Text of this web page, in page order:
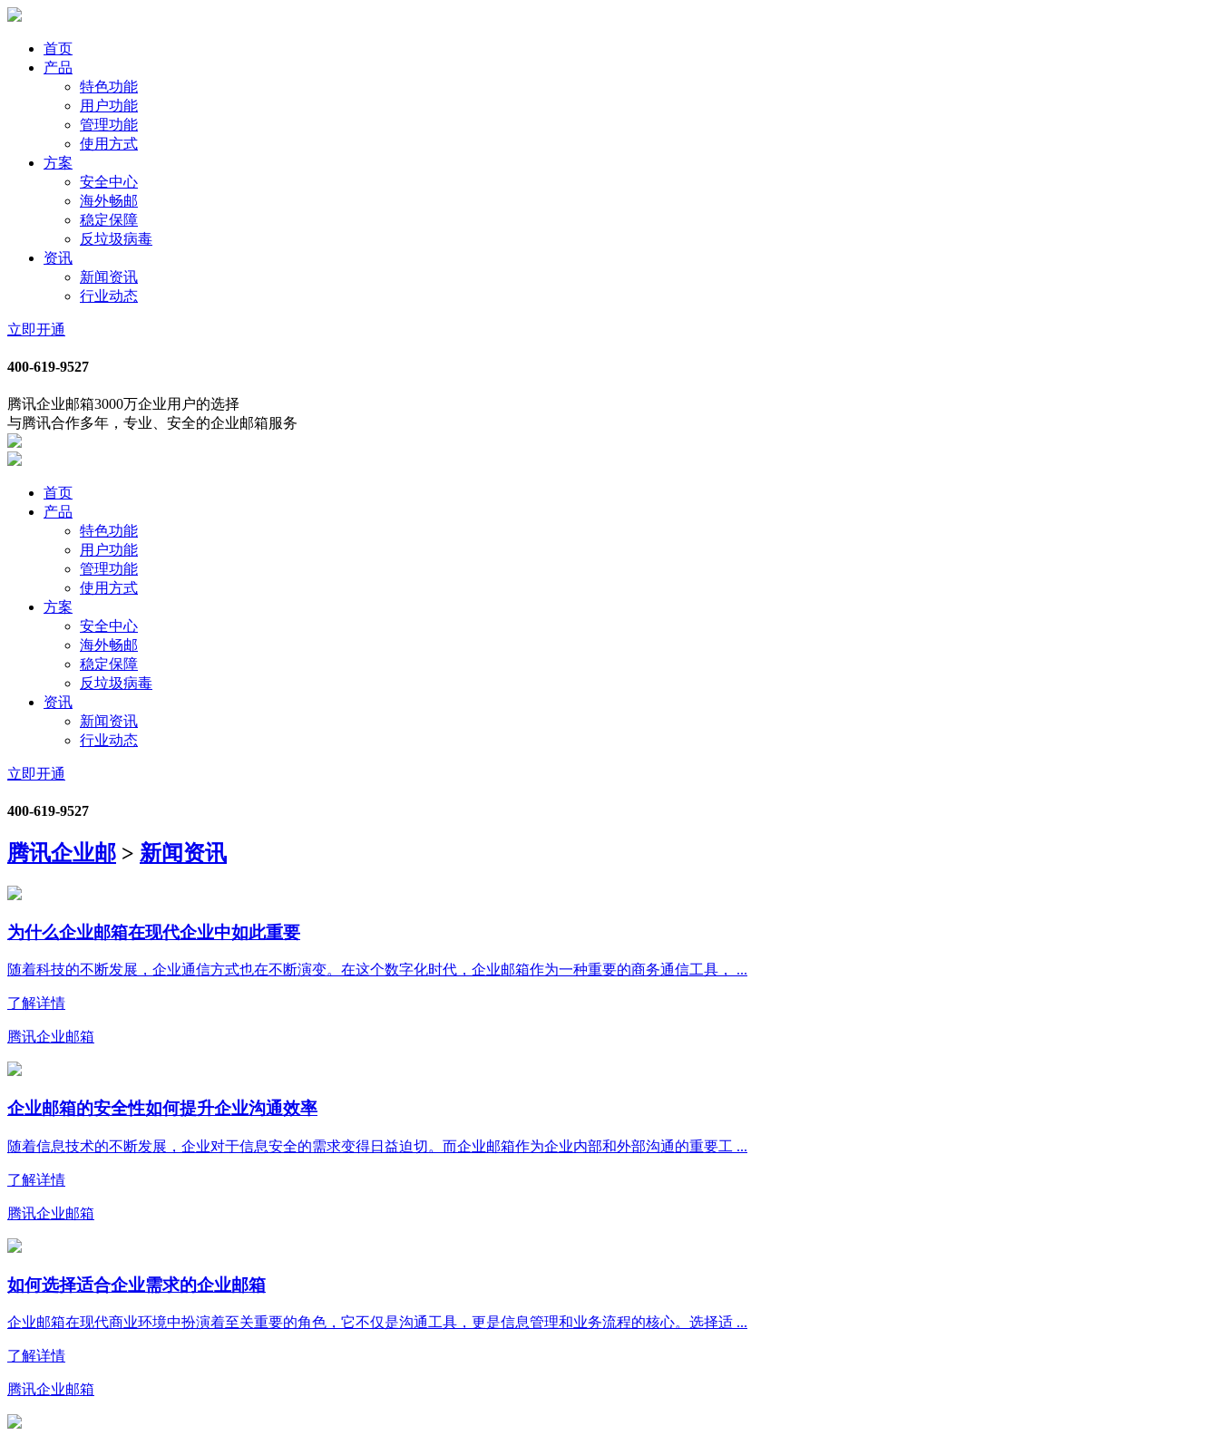
首页
产品
特色功能
用户功能
管理功能
使用方式
方案
安全中心
海外畅邮
稳定保障
反垃圾病毒
资讯
新闻资讯
行业动态
立即开通
400-619-9527
腾讯企业邮箱3000万企业用户的选择
与腾讯合作多年，专业、安全的企业邮箱服务
首页
产品
特色功能
用户功能
管理功能
使用方式
方案
安全中心
海外畅邮
稳定保障
反垃圾病毒
资讯
新闻资讯
行业动态
立即开通
400-619-9527
腾讯企业邮 > 新闻资讯
为什么企业邮箱在现代企业中如此重要
随着科技的不断发展，企业通信方式也在不断演变。在这个数字化时代，企业邮箱作为一种重要的商务通信工具， ...
了解详情
腾讯企业邮箱
企业邮箱的安全性如何提升企业沟通效率
随着信息技术的不断发展，企业对于信息安全的需求变得日益迫切。而企业邮箱作为企业内部和外部沟通的重要工 ...
了解详情
腾讯企业邮箱
如何选择适合企业需求的企业邮箱
企业邮箱在现代商业环境中扮演着至关重要的角色，它不仅是沟通工具，更是信息管理和业务流程的核心。选择适 ...
了解详情
腾讯企业邮箱